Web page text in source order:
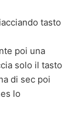
tasto
poi una
solo il tasto
di sec poi
lo